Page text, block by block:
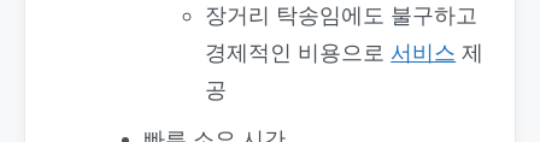
장거리 탁송임에도 불구하고
경제적인 비용으로 서비스 제
공